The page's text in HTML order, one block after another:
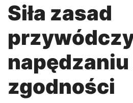
Siła zasad
zgodności